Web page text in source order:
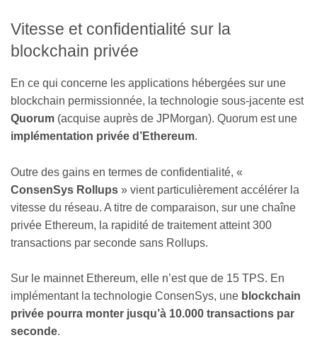
Vitesse et confidentialité sur la
blockchain privée
En ce qui concerne les applications hébergées sur une
blockchain permissionnée, la technologie sous-jacente est
Quorum (acquise auprès de JPMorgan). Quorum est une
implémentation privée d’Ethereum.
Outre des gains en termes de confidentialité, «
ConsenSys Rollups » vient particulièrement accélérer la
vitesse du réseau. A titre de comparaison, sur une chaîne
privée Ethereum, la rapidité de traitement atteint 300
transactions par seconde sans Rollups.
Sur le mainnet Ethereum, elle n’est que de 15 TPS. En
implémentant la technologie ConsenSys, une blockchain
privée pourra monter jusqu’à 10.000 transactions par
seconde.